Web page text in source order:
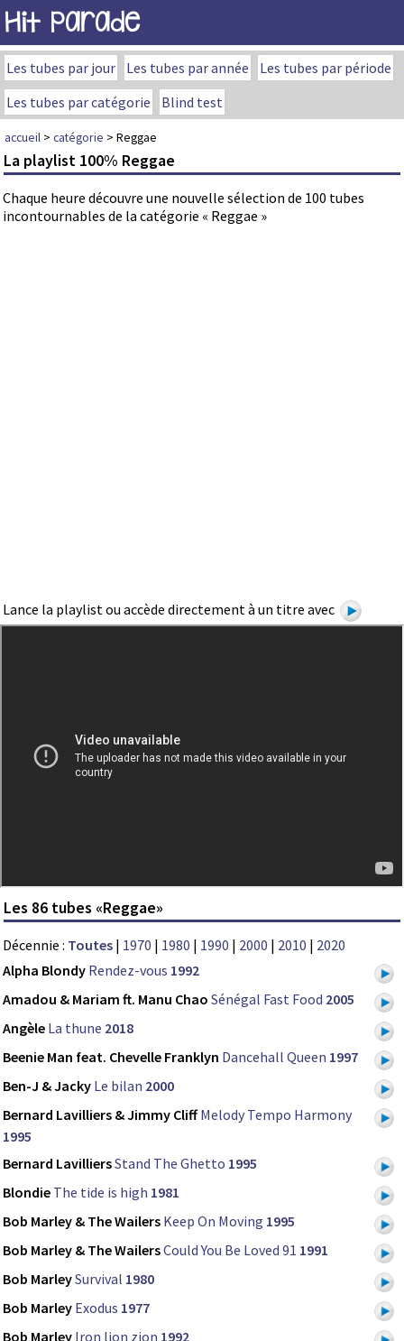
Hit Parade
Les tubes par jour Les tubes par année
Les tubes par période
Les tubes par catégorie
Blind test
accueil > catégorie > Reggae
La playlist 100% Reggae
Chaque heure découvre une nouvelle sélection de 100 tubes
incontournables de la catégorie « Reggae »
Lance la playlist ou accède directement à un titre avec
Les 86 tubes «Reggae»
Décennie : Toutes | 1970 | 1980 | 1990 | 2000 | 2010 | 2020
Alpha Blondy Rendez-vous 1992
Amadou & Mariam ft. Manu Chao Sénégal Fast Food 2005
Angèle La thune 2018
Beenie Man feat. Chevelle Franklyn Dancehall Queen 1997
Ben-J & Jacky Le bilan 2000
Bernard Lavilliers & Jimmy Cliff Melody Tempo Harmony
1995
Bernard LavilliersStand The Ghetto 1995
Blondie The tide is high 1981
Bob Marley & The Wailers Keep On Moving 1995
Bob Marley & The WailersCould You Be Loved 91 1991
Bob MarleySurvival 1980
Bob Marley Exodus 1977
Bob Marley Iron lion zion 1992